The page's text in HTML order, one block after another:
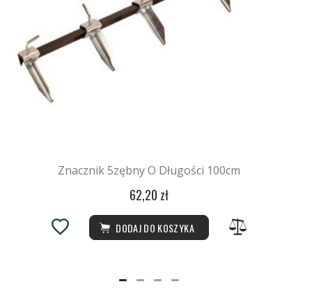
Znacznik 5zębny O Długości 100cm
62,20 zł
DODAJ DO KOSZYKA